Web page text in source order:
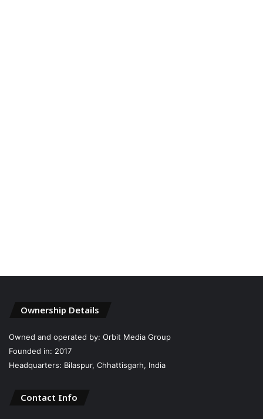
Ownership Details
Owned and operated by: Orbit Media Group
Founded in: 2017
Headquarters: Bilaspur, Chhattisgarh, India
Contact Info